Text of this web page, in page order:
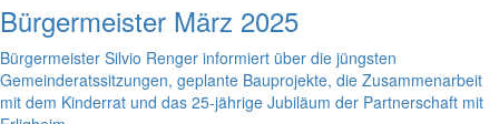
Bürgermeister März 2025
Bürgermeister Silvio Renger informiert über die jüngsten
Gemeinderatssitzungen, geplante Bauprojekte, die Zusammenarbeit
mit dem Kinderrat und das 25-jährige Jubiläum der Partnerschaft mit